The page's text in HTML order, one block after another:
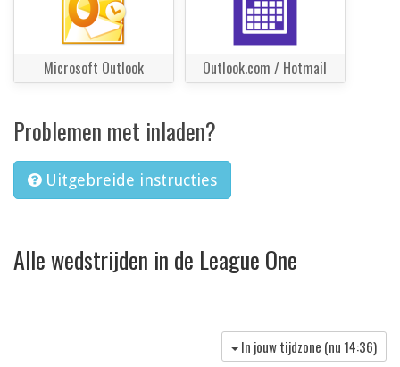
Microsoft Outlook Outlook.com / Hotmail
Problemen met inladen?
Uitgebreide instructies
Alle wedstrijden in de League One
In jouw tijdzone (nu 14:36)